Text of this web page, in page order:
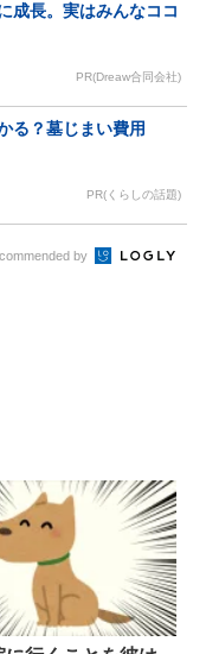
成長。実はみんなココ
PR(Dreaw合同会社)
る？墓じまい費用
PR(くらしの話題)
by